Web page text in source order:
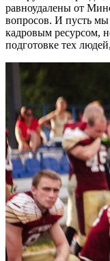
равноудалены от
вопросов. И пусть
кадровым ресурсом,
подготовке тех